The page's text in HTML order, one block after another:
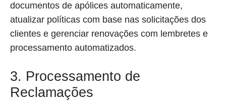
documentos de apólices automaticamente,
atualizar políticas com base nas solicitações dos
clientes e gerenciar renovações com lembretes e
processamento automatizados.
3. Processamento de
Reclamações